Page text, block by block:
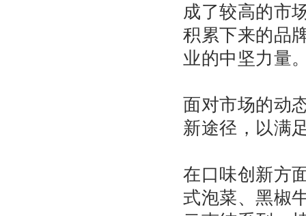
成了较高的市
积累下来的品
业的中坚力量
面对市场的动
新途径，以满
在口味创新方
式泡菜、黑椒